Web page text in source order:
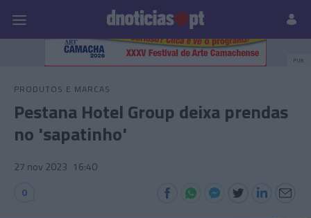
Prazeres Paisagens
PUB
PRODUTOS E MARCAS
Pestana Hotel Group deixa prendas
no 'sapatinho'
27 nov 2023 16:40
0